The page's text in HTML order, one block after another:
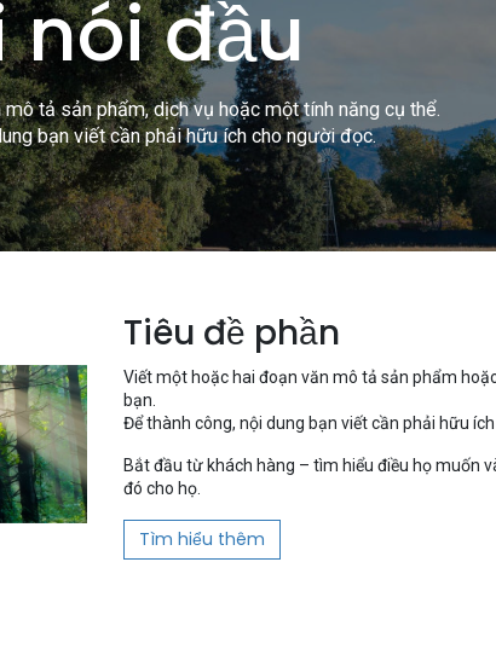
nói đầu
tả sản phẩm, dịch vụ hoặc một tính năng cụ thể.
bạn viết cần phải hữu ích cho người đọc.
Tiêu đề phần
Viết một hoặc hai đoạn văn mô tả sản phẩm
bạn.
Để thành công, nội dung bạn viết cần phải hữu
Bắt đầu từ khách hàng – tìm hiểu điều họ muốn
đó cho họ.
Tìm hiểu thêm